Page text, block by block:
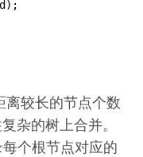
离较长的节点个数
杂的树上合并。
个根节点对应的